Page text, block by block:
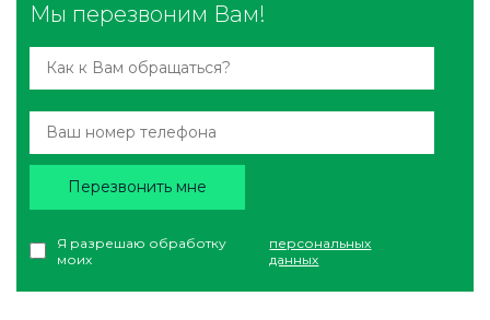
Мы перезвоним Вам!
Я разрешаю обработку
моих
персональных
данных
Перезвонить мне